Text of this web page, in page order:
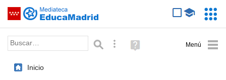
Saltar navegación
Palabra o frase: Búsqueda avanzada
Ayuda
(en
Inicio